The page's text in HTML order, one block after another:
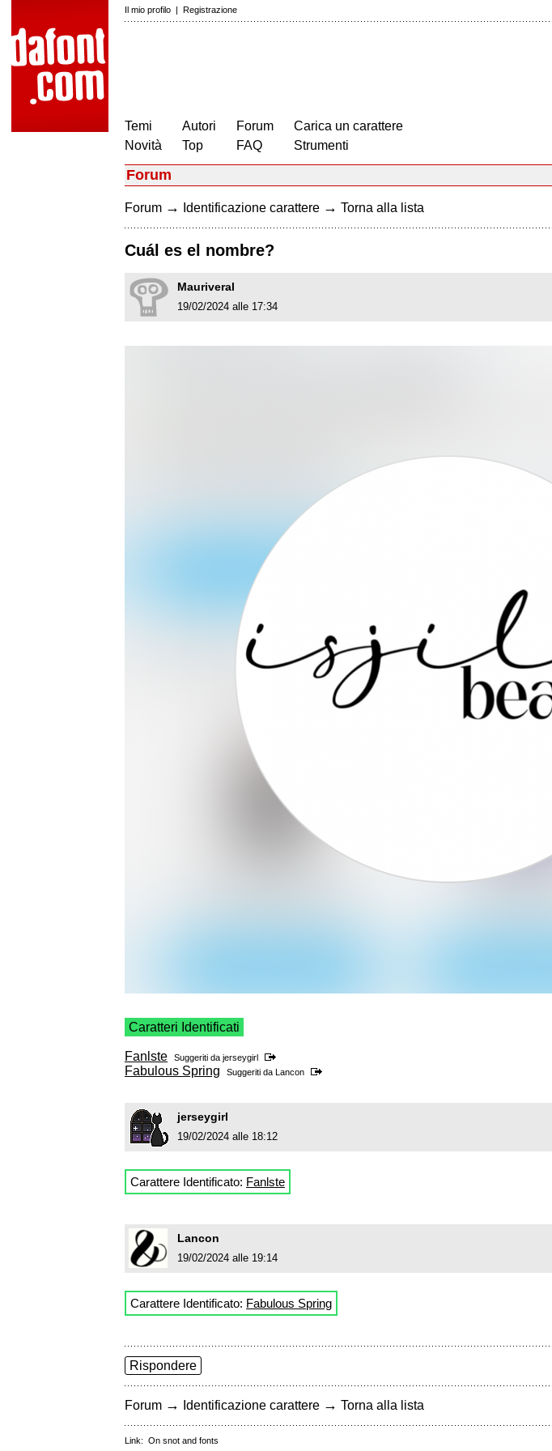
Il mio profilo | Registrazione
Temi
Novità
Autori
Top
Forum
FAQ
Carica un carattere
Strumenti
Forum
Forum → Identificazione carattere → Torna alla lista
Cuál es el nombre?
Mauriveral
19/02/2024 alle 17:34
Caratteri Identificati
Fanlste Suggeriti da jerseygirl
Fabulous Spring Suggeriti da Lancon
jerseygirl
19/02/2024 alle 18:12
Carattere Identificato: Fanlste
Lancon
19/02/2024 alle 19:14
Carattere Identificato: Fabulous Spring
Rispondere
Forum → Identificazione carattere → Torna alla lista
Link: On snot and fonts